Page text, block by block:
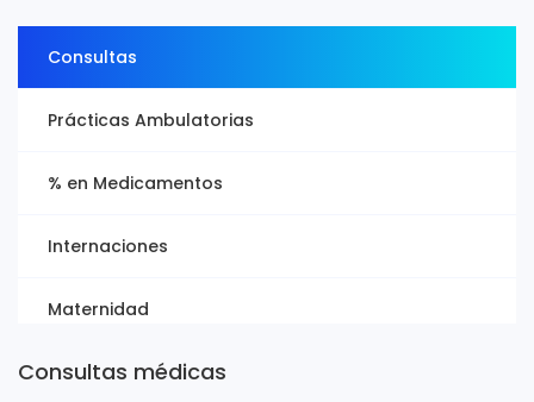
Consultas
Prácticas Ambulatorias
% en Medicamentos
Internaciones
Maternidad
Salud Mental
Consultas médicas